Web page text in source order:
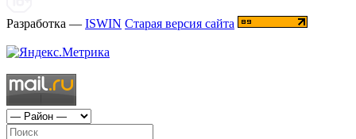
Разработка — ISWIN Старая версия сайта